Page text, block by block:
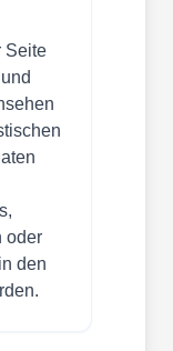
Seite
oder
den